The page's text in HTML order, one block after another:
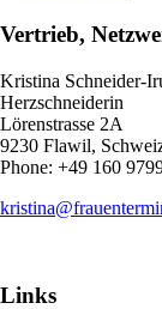
Vertrieb,
Kristina Schneider-
Herzschneiderin
Lörenstrasse 2A
9230 Flawil,
Phone: +49 160
Links